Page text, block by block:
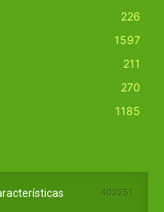
226
1597
211
270
1185
402251